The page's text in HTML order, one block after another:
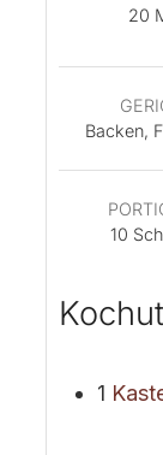
20M
n
t
e
n
Backen,
10
1